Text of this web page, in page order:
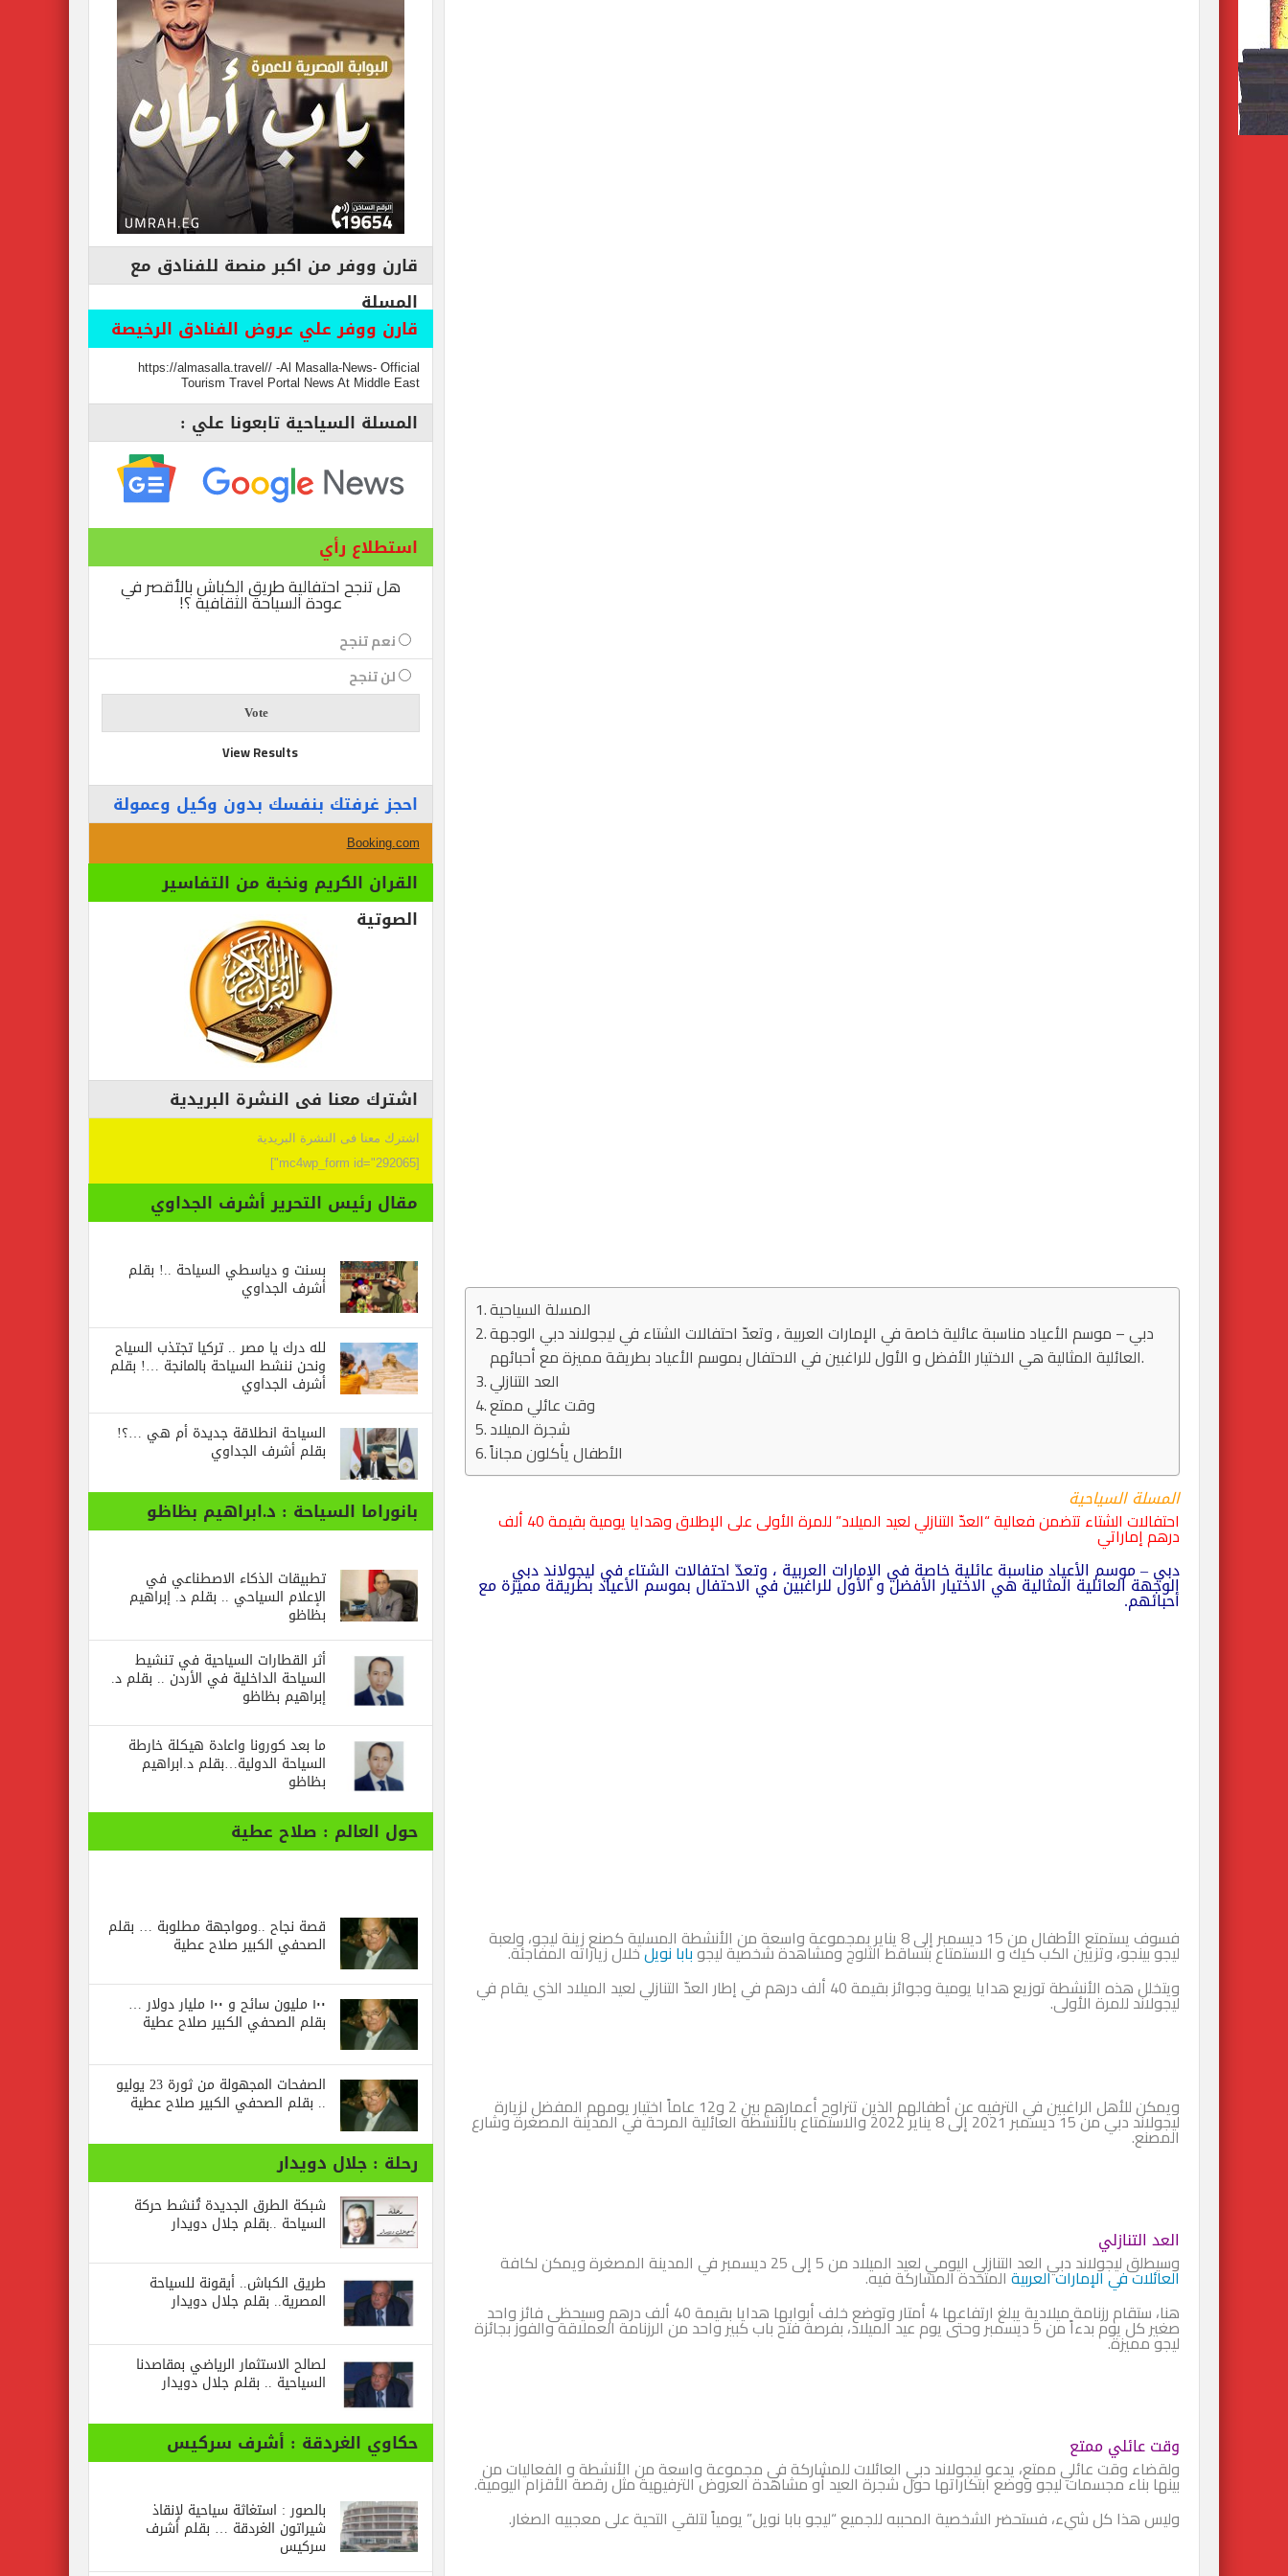
المسلة السياحية
دبي – موسم الأعياد مناسبة عائلية خاصة في الإمارات العربية ، وتعدّ احتفالات الشتاء في ليجولاند دبي الوجهة
العائلية المثالية هي الاختيار الأفضل و الأول للراغبين في الاحتفال بموسم الأعياد بطريقة مميزة مع أحبائهم.
العد التنازلي
وقت عائلي ممتع
شجرة الميلاد
الأطفال يأكلون مجاناً
المسلة السياحية
احتفالات الشتاء تتضمن فعالية “العدّ التنازلي لعيد الميلاد” للمرة الأولى على الإطلاق وهدايا يومية بقيمة 40 ألف
درهم إماراتي
دبي – موسم الأعياد مناسبة عائلية خاصة في الإمارات العربية ، وتعدّ احتفالات الشتاء في ليجولاند دبي
الوجهة العائلية المثالية هي الاختيار الأفضل و الأول للراغبين في الاحتفال بموسم الأعياد بطريقة مميزة مع
أحبائهم.
فسوف يستمتع الأطفال من 15 ديسمبر إلى 8 يناير بمجموعة واسعة من الأنشطة المسلية كصنع زينة ليجو، ولعبة
ليجو بينجو، وتزيين الكب كيك و الاستمتاع بتساقط الثلوج ومشاهدة شخصية ليجوبابا نويلخلال زياراته المفاجئة.
ويتخلل هذه الأنشطة توزيع هدايا يومية وجوائز بقيمة 40 ألف درهم في إطار العدّ التنازلي لعيد الميلاد الذي يقام في
ليجولاند للمرة الأولى.
ويمكن للأهل الراغبين في الترفيه عن أطفالهم الذين تتراوح أعمارهم بين 2 و12 عاماً اختيار يومهم المفضل لزيارة
ليجولاند دبي من 15 ديسمبر 2021 إلى 8 يناير 2022 والاستمتاع بالأنشطة العائلية المرحة في المدينة المصغرة وشارع
المصنع.
العد التنازلي
وسيطلق ليجولاند دبي العد التنازلي اليومي لعيد الميلاد من 5 إلى 25 ديسمبر في المدينة المصغرة ويمكن لكافة
العائلات في الإمارات العربيةالمتحدة المشاركة فيه.
هنا، ستقام رزنامة ميلادية يبلغ ارتفاعها 4 أمتار وتوضع خلف أبوابها هدايا بقيمة 40 ألف درهم وسيحظى فائز واحد
صغير كل يوم بدءاً من 5 ديسمبر وحتى يوم عيد الميلاد، بفرصة فتح باب كبير واحد من الرزنامة العملاقة والفوز بجائزة
ليجو مميزة.
وقت عائلي ممتع
ولقضاء وقت عائلي ممتع، يدعو ليجولاند دبي العائلات للمشاركة في مجموعة واسعة من الأنشطة و الفعاليات من
بينها بناء مجسمات ليجو ووضع ابتكاراتها حول شجرة العيد أو مشاهدة العروض الترفيهية مثل رقصة الأقزام اليومية.
وليس هذا كل شيء، فستحضر الشخصية المحببه للجميع “ليجو بابا نويل” يومياً لتلقي التحية على معجبيه الصغار.
قارن ووفر من اكبر منصة للفنادق مع
المسلة
قارن ووفر علي عروض الفنادق الرخيصة
https://almasalla.travel// -Al Masalla-News- Official
Tourism Travel Portal News At Middle East
المسلة السياحية تابعونا علي :
استطلاع رأي
هل تنجح احتفالية طريق الكباش بالأقصر في
عودة السياحة الثقافية ؟!
نعم تنجح
لن تنجح
View Results
احجز غرفتك بنفسك بدون وكيل وعمولة
Booking.com
القران الكريم ونخبة من التفاسير
الصوتية
اشترك معنا فى النشرة البريدية
اشترك معنا فى النشرة البريدية
[mc4wp_form id="292065"]
مقال رئيس التحرير أشرف الجداوي
بسنت و دياسطي السياحة ..! بقلم
أشرف الجداوي
لله درك يا مصر .. تركيا تجتذب السياح
ونحن ننشط السياحة بالمانجة …! بقلم
أشرف الجداوي
السياحة انطلاقة جديدة أم هي …؟!
بقلم أشرف الجداوي
بانوراما السياحة : د.ابراهيم بظاظو
تطبيقات الذكاء الاصطناعي في
الإعلام السياحي .. بقلم د. إبراهيم
بظاظو
أثر القطارات السياحية في تنشيط
السياحة الداخلية في الأردن .. بقلم د.
إبراهيم بظاظو
ما بعد كورونا واعادة هيكلة خارطة
السياحة الدولية…بقلم د.ابراهيم
بظاظو
حول العالم : صلاح عطية
قصة نجاح ..ومواجهة مطلوبة … بقلم
الصحفي الكبير صلاح عطية
١٠٠ مليون سائح و ١٠٠ مليار دولار …
بقلم الصحفي الكبير صلاح عطية
الصفحات المجهولة من ثورة 23 يوليو
.. بقلم الصحفي الكبير صلاح عطية
رحلة : جلال دويدار
شبكة الطرق الجديدة تُنشط حركة
السياحة ..بقلم جلال دويدار
طريق الكباش.. أيقونة للسياحة
المصرية.. بقلم جلال دويدار
لصالح الاستثمار الرياضي بمقاصدنا
السياحية .. بقلم جلال دويدار
حكاوي الغردقة : أشرف سركيس
بالصور : استغاثة سياحية لإنقاذ
شيراتون الغردقة … بقلم أشرف
سركيس